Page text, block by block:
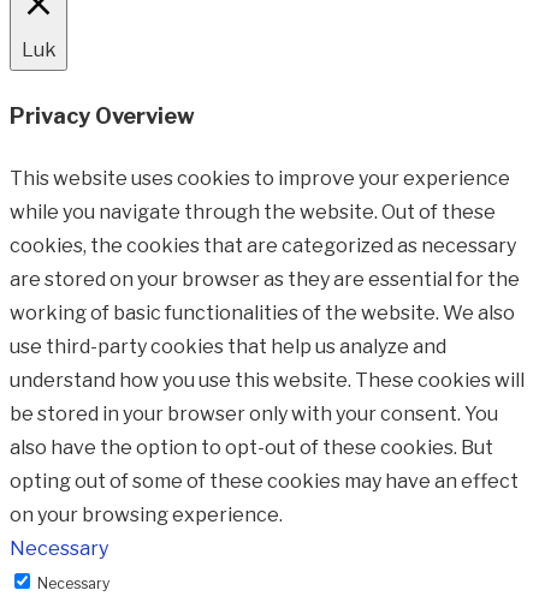
Luk
Privacy Overview
This website uses cookies to improve your experience
while you navigate through the website. Out of these
cookies, the cookies that are categorized as necessary
are stored on your browser as they are essential for the
working of basic functionalities of the website. We also
use third-party cookies that help us analyze and
understand how you use this website. These cookies will
be stored in your browser only with your consent. You
also have the option to opt-out of these cookies. But
opting out of some of these cookies may have an effect
on your browsing experience.
Necessary
Necessary